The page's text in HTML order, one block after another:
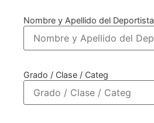
Nombre y Apellido del Deportista
Grado / Clase / Categ